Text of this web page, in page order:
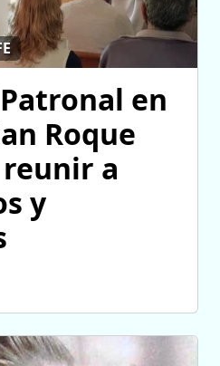
en
Roque
a
y